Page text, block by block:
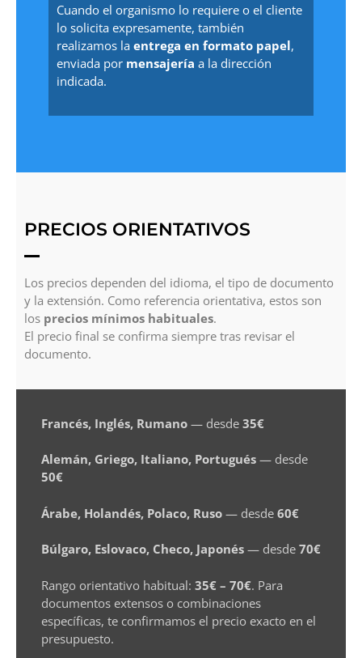
Cuando el organismo lo requiere o el cliente
lo solicita expresamente, también
realizamos la entrega en formato papel,
enviada por mensajería a la dirección
indicada.
PRECIOS ORIENTATIVOS
Los precios dependen del idioma, el tipo de documento
y la extensión. Como referencia orientativa, estos son
los precios mínimos habituales.
El precio final se confirma siempre tras revisar el
documento.
Francés, Inglés, Rumano — desde 35€
Alemán, Griego, Italiano, Portugués — desde
50€
Árabe, Holandés, Polaco, Ruso — desde 60€
Búlgaro, Eslovaco, Checo, Japonés — desde 70€
Rango orientativo habitual: 35€ – 70€. Para
documentos extensos o combinaciones
específicas, te confirmamos el precio exacto en el
presupuesto.